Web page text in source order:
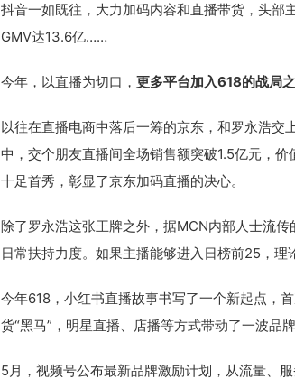
抖音一如既往，大力加码内容和直播带货，头部
GMV达13.6亿……
今年，以直播为切口， 更多平台加入618的战局之
以往在直播电商中落后一筹的京东，和罗永浩
中，交个朋友直播间全场销售额突破1.5亿元，
十足首秀，彰显了京东加码直播的决心。
除了罗永浩这张王牌之外，据MCN内部人士流
日常扶持力度。如果主播能够进入日榜前25，理
今年618，小红书直播故事书写了一个新起点，
货“黑马”，明星直播、店播等方式带动了一波品牌
5月，视频号公布最新品牌激励计划，从流量、